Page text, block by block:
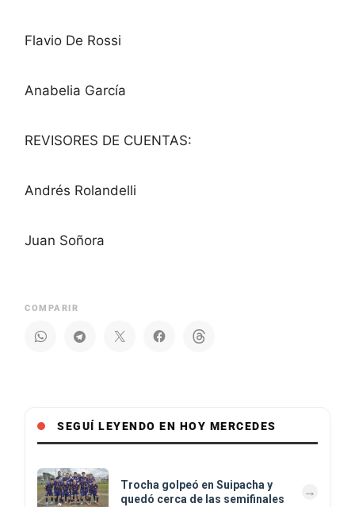
Flavio De Rossi
Anabelia García
REVISORES DE CUENTAS:
Andrés Rolandelli
Juan Soñora
COMPARIR
SEGUÍ LEYENDO EN HOY MERCEDES
Trocha golpeó en Suipacha y
quedó cerca de las semifinales